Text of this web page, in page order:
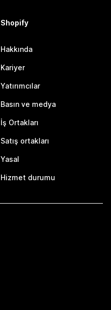
Shopify
Hakkında
Kariyer
Yatırımcılar
Basın ve medya
İş Ortakları
Satış ortakları
Yasal
Hizmet durumu